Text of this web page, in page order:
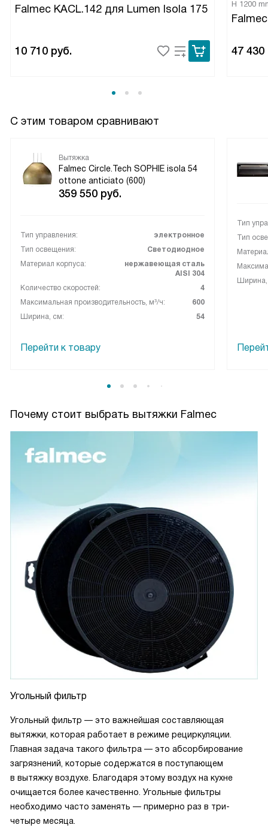
Falmec KACL.142 для Lumen Isola 175
10 710 руб.
H 1200
47 430
С этим товаром сравнивают
Вытяжка
Falmec Circle.Tech SOPHIE isola 54
ottone anticiato (600)
359 550 руб.
Тип управления:
электронное
Тип освещения:
Светодиодное
Материал корпуса:
нержавеющая сталь
AISI 304
Количество скоростей:
4
Максимальная производительность, м³/ч:
600
Ширина, см:
54
Перейти к товару
Тип
Тип
Почему стоит выбрать вытяжки Falmec
Угольный фильтр
Угольный фильтр — это важнейшая составляющая
вытяжки, которая работает в режиме рециркуляции.
Главная задача такого фильтра — это абсорбирование
загрязнений, которые содержатся в поступающем
в вытяжку воздухе. Благодаря этому воздух на кухне
очищается более качественно. Угольные фильтры
необходимо часто заменять — примерно раз в три-
четыре месяца.